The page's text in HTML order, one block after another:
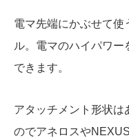
電マ先端にかぶせて使
ル。電マのハイパワ
できます。
アタッチメント形状は
のでアネロスや